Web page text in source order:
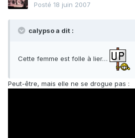
Posté 18 juin 2007
calypso a dit :
Cette femme est folle à lier…
Peut-être, mais elle ne se drogue pas :